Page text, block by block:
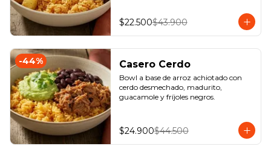
$22.500$43.900
-44% Casero Cerdo
Bowl a base de arroz achiotado con
cerdo desmechado, madurito,
guacamole y fríjoles negros.
$24.900$44.500